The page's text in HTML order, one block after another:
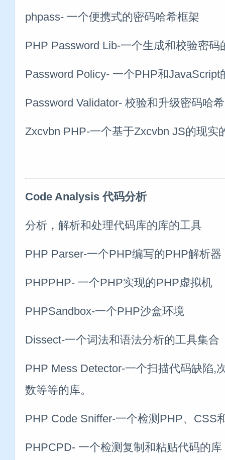
phpass- 一个便携式的密码哈希框架
PHP Password Lib-一个生成和校验密码
Password Policy- 一个PHP和JavaScript
Password Validator- 校验和升级密码哈
Zxcvbn PHP-一个基于Zxcvbn JS的现实
Code Analysis 代码分析
分析，解析和处理代码库的库的工具
PHP Parser-一个PHP编写的PHP解析器
PHPPHP- 一个PHP实现的PHP虚拟机
PHPSandbox-一个PHP沙盒环境
Dissect-一个词法和语法分析的工具集合
PHP Mess Detector-一个扫描代码缺陷,
数等等的库。
PHP Code Sniffer-一个检测PHP、CSS
PHPCPD- 一个检测复制和粘贴代码的库